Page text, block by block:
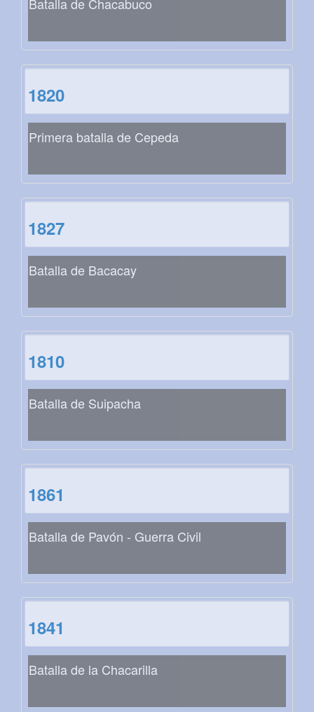
Batalla de Chacabuco
1820
Primera batalla de Cepeda
1827
Batalla de Bacacay
1810
Batalla de Suipacha
1861
Batalla de Pavón - Guerra Civil
1841
Batalla de la Chacarilla